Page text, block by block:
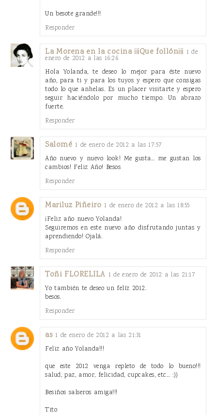
Un besote grande!!!
Responder
La Morena en la cocina ¡¡¡Que follón¡¡¡ 1 de
enero de 2012 a las 16:26
Hola Yolanda, te deseo lo mejor para éste nuevo
año, para ti y para los tuyos y espero que consigas
todo lo que anhelas. Es un placer visitarte y espero
seguir haciéndolo por mucho tiempo. Un abrazo
fuerte.
Responder
Salomé 1 de enero de 2012 a las 17:57
Año nuevo y nuevo look! Me gusta... me gustan los
cambios! Feliz Año! Besos
Responder
Mariluz Piñeiro 1 de enero de 2012 a las 18:55
¡Feliz año nuevo Yolanda!
Seguiremos en este nuevo año disfrutando juntas y
aprendiendo! Ojalá.
Responder
Toñi FLORELILA 1 de enero de 2012 a las 21:17
Yo también te deseo un felíz 2012.
besos.
Responder
as 1 de enero de 2012 a las 21:31
Feliz año Yolanda!!!
que este 2012 venga repleto de todo lo bueno!!!
salud, paz, amor, felicidad, cupcakes, etc... :))
Besiños salseros amiga!!!
Tito